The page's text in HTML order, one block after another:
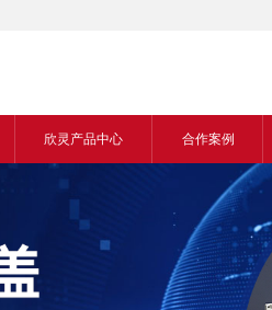
器
欣灵产品中心
传感器
合作案例
食品机械行业
机床行业